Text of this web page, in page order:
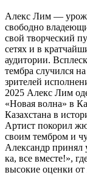
Алекс Лим —
свободно
свой творческий
сетях и в
аудитории.
тембра случился
зрителей
2025 Алекс Лим
«Новая волна» в
Казахстана в
Артист покорил
своим тембром и
Александр принял
ка, все вместе!»,
высокие оценки от